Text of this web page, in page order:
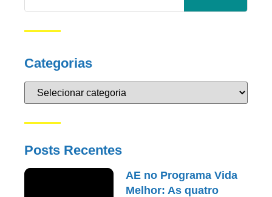
Categorias
Posts Recentes
AE no Programa Vida
Melhor: As quatro